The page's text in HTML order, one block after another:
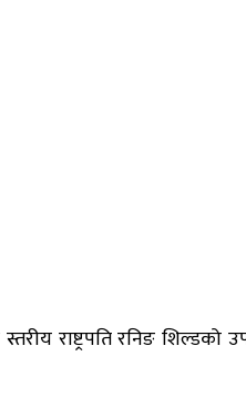
राष्ट्रपति रनिङ